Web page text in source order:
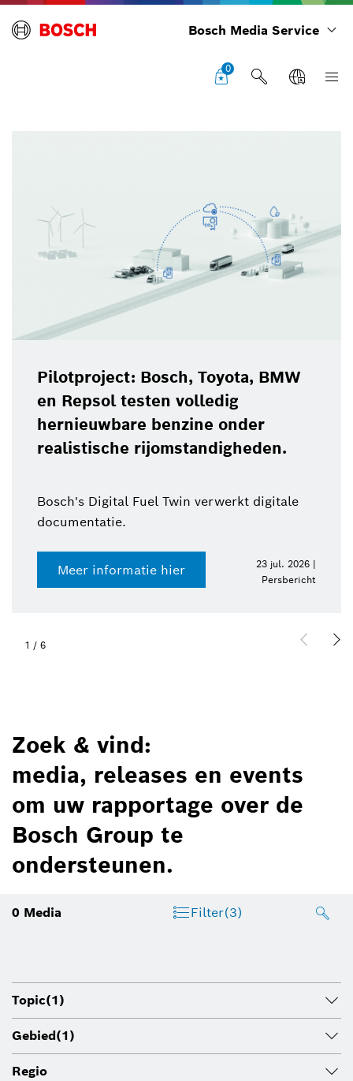
Bosch Media Service
0
Pilotproject: Bosch, Toyota, BMW
en Repsol testen volledig
hernieuwbare benzine onder
realistische rijomstandigheden.
Bosch's Digital Fuel Twin verwerkt digitale
documentatie.
Meer informatie hier
23 jul. 2026 |
Persbericht
1 / 6
Zoek & vind:
media, releases en events
om uw rapportage over de
Bosch Group te
ondersteunen.
0 Media Filter(3)
Topic(1)
Gebied(1)
Regio